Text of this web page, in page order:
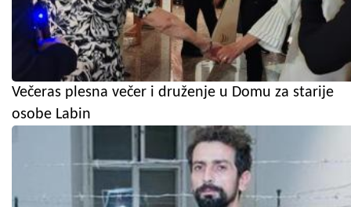
Večeras plesna večer i druženje u Domu za starije
osobe Labin